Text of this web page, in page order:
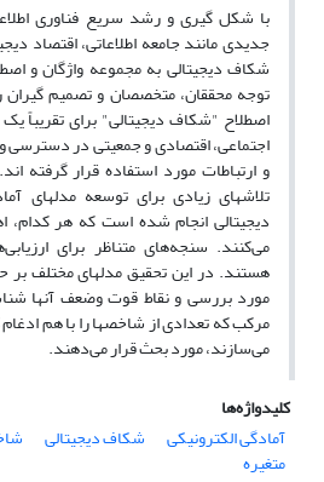
با شکل گیری و رشد سریع فناوری
جدیدی مانند جامعه اطلاعاتی، اقتصاد
شکاف دیجیتالی به مجموعه واژگان و
توجه محققان، متخصصان و تصمیم
اصطلاح "شکاف دیجیتالی" برای تقریباً
اجتماعی، اقتصادی و جمعیتی در دسترسی و
و ارتباطات مورد استفاده قرار گرفته
تلاشهای زیادی برای توسعه مدلهای
دیجیتالی انجام شده است که هر
می‌کنند. سنجه‌های متناظر برای
هستند. در این تحقیق مدلهای مختلف
مورد بررسی و نقاط قوت وضعف آنها
مرکب که تعدادی از شاخصها را با هم
می‌سازند، مورد بحث قرار می‌دهند.
کلیدواژه‌ها
آمادگی الکترونیکی
شکاف دیجیتالی
متغیره